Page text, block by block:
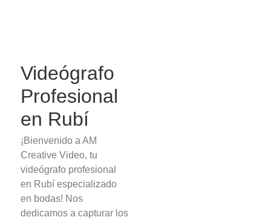
Videógrafo
Profesional
en Rubí
¡Bienvenido a AM
Creative Video, tu
videógrafo profesional
en Rubí especializado
en bodas! Nos
dedicamos a capturar los